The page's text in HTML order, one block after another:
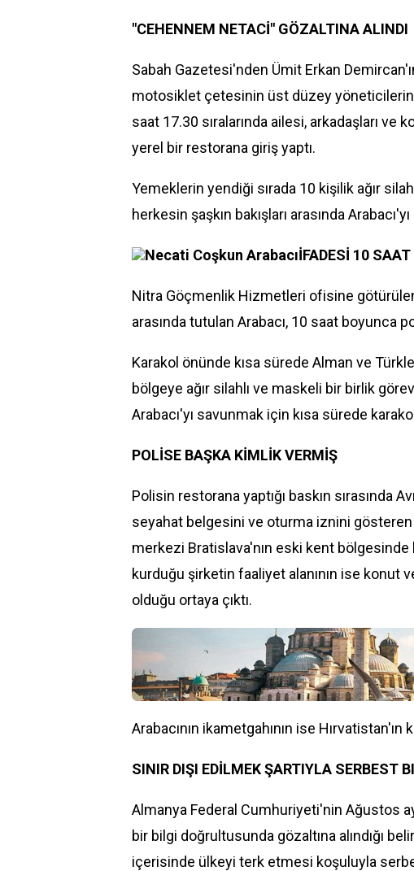
"CEHENNEM NETACİ" GÖZALTINA ALINDI
Sabah Gazetesi'nden Ümit Erkan
motosiklet çetesinin üst düzey
saat 17.30 sıralarında ailesi, arkadaşları ve
yerel bir restorana giriş yaptı.
Yemeklerin yendiği sırada 10 kişilik ağır
herkesin şaşkın bakışları arasında Arabacı'yı
Necati Coşkun ArabacıİFADESİ 10 SAAT
Nitra Göçmenlik Hizmetleri ofisine
arasında tutulan Arabacı, 10 saat boyunca
Karakol önünde kısa sürede Alman ve
bölgeye ağır silahlı ve maskeli bir birlik
Arabacı'yı savunmak için kısa sürede
POLİSE BAŞKA KİMLİK VERMİŞ
Polisin restorana yaptığı baskın sırasında
seyahat belgesini ve oturma iznini gösteren
merkezi Bratislava'nın eski kent
kurduğu şirketin faaliyet alanının ise konut
olduğu ortaya çıktı.
Arabacının ikametgahının ise
SINIR DIŞI EDİLMEK ŞARTIYLA SERBEST
Almanya Federal Cumhuriyeti'nin Ağustos
bir bilgi doğrultusunda gözaltına alındığı
içerisinde ülkeyi terk etmesi koşuluyla